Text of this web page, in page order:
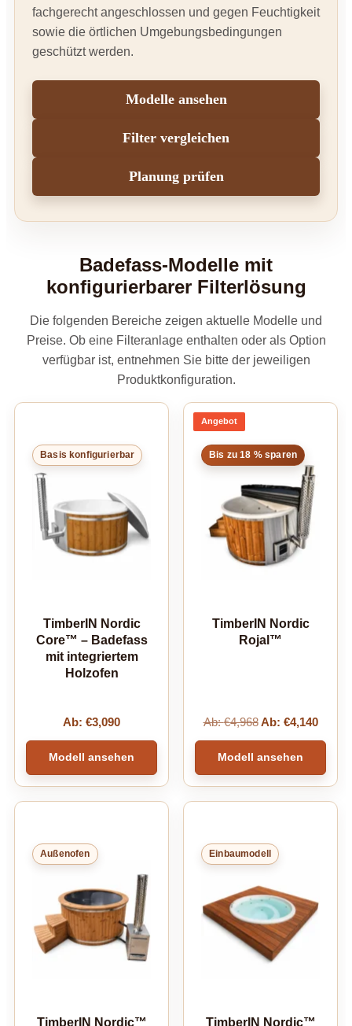
fachgerecht angeschlossen und gegen Feuchtigkeit
sowie die örtlichen Umgebungsbedingungen
geschützt werden.
Modelle ansehen
Filter vergleichen
Planung prüfen
Badefass-Modelle mit
konfigurierbarer Filterlösung
Die folgenden Bereiche zeigen aktuelle Modelle und
Preise. Ob eine Filteranlage enthalten oder als Option
verfügbar ist, entnehmen Sie bitte der jeweiligen
Produktkonfiguration.
Basis konfigurierbar
TimberIN Nordic
Core™ – Badefass
mit integriertem
Holzofen
Ab: €3,090
Modell ansehen
Angebot
Produkt
Angebot
Bis zu 18 % sparen
TimberIN Nordic
Rojal™
Ab:€4,968 Ab: €4,140
Modell ansehen
Außenofen
TimberIN Nordic™
Einbaumodell
TimberIN Nordic™